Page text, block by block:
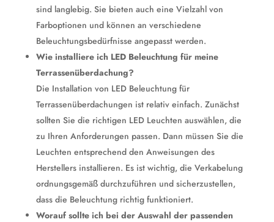
sind langlebig. Sie bieten auch eine Vielzahl von
Farboptionen und können an verschiedene
Beleuchtungsbedürfnisse angepasst werden.
Wie installiere ich LED Beleuchtung für meine
Terrassenüberdachung?
Die Installation von LED Beleuchtung für
Terrassenüberdachungen ist relativ einfach. Zunächst
sollten Sie die richtigen LED Leuchten auswählen, die
zu Ihren Anforderungen passen. Dann müssen Sie die
Leuchten entsprechend den Anweisungen des
Herstellers installieren. Es ist wichtig, die Verkabelung
ordnungsgemäß durchzuführen und sicherzustellen,
dass die Beleuchtung richtig funktioniert.
Worauf sollte ich bei der Auswahl der passenden